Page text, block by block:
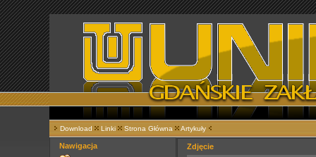
Download Linki Strona Główna Artykuły
Nawigacja
Zdjęcie